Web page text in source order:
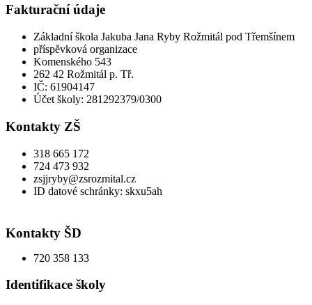
Fakturační údaje
Základní škola Jakuba Jana Ryby Rožmitál pod Třemšínem
příspěvková organizace
Komenského 543
262 42 Rožmitál p. Tř.
IČ: 61904147
Účet školy: 281292379/0300
Kontakty ZŠ
318 665 172
724 473 932
zsjjryby@zsrozmital.cz
ID datové schránky: skxu5ah
Kontakty ŠD
720 358 133
Identifikace školy